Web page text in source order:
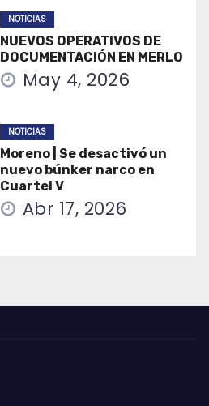
NOTICIAS
NUEVOS OPERATIVOS DE
DOCUMENTACIÓN EN MERLO
May 4, 2026
NOTICIAS
Moreno | Se desactivó un
nuevo búnker narco en
Cuartel V
Abr 17, 2026